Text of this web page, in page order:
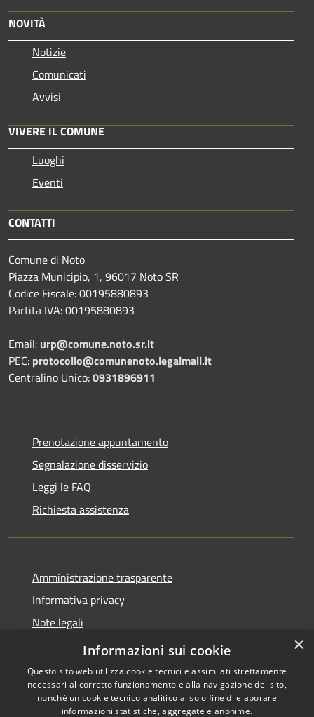
NOVITÀ
Notizie
Comunicati
Avvisi
VIVERE IL COMUNE
Luoghi
Eventi
CONTATTI
Comune di Noto
Piazza Municipio, 1, 96017 Noto SR
Codice Fiscale: 00195880893
Partita IVA: 00195880893
Email: urp@comune.noto.sr.it
PEC: protocollo@comunenoto.legalmail.it
Centralino Unico:0931896911
Prenotazione appuntamento
Segnalazione disservizio
Leggi le FAQ
Richiesta assistenza
Amministrazione trasparente
Informativa privacy
Note legali
Dichiarazione di accessibilità
×
Informazioni sui cookie
Questo sito web utilizza cookie tecnici e assimilati strettamente
necessari al corretto funzionamento e alla navigazione del sito,
nonché un cookie tecnico analitico al solo fine di elaborare
informazioni statistiche, aggregate e anonime.